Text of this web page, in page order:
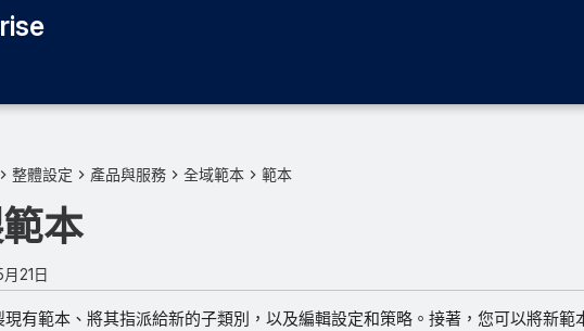
整體設定 產品與服務 全域範本 範本
本
21日
現有範本、將其指派給新的子類別，以及編輯設定和策略。接著，您可以將新範